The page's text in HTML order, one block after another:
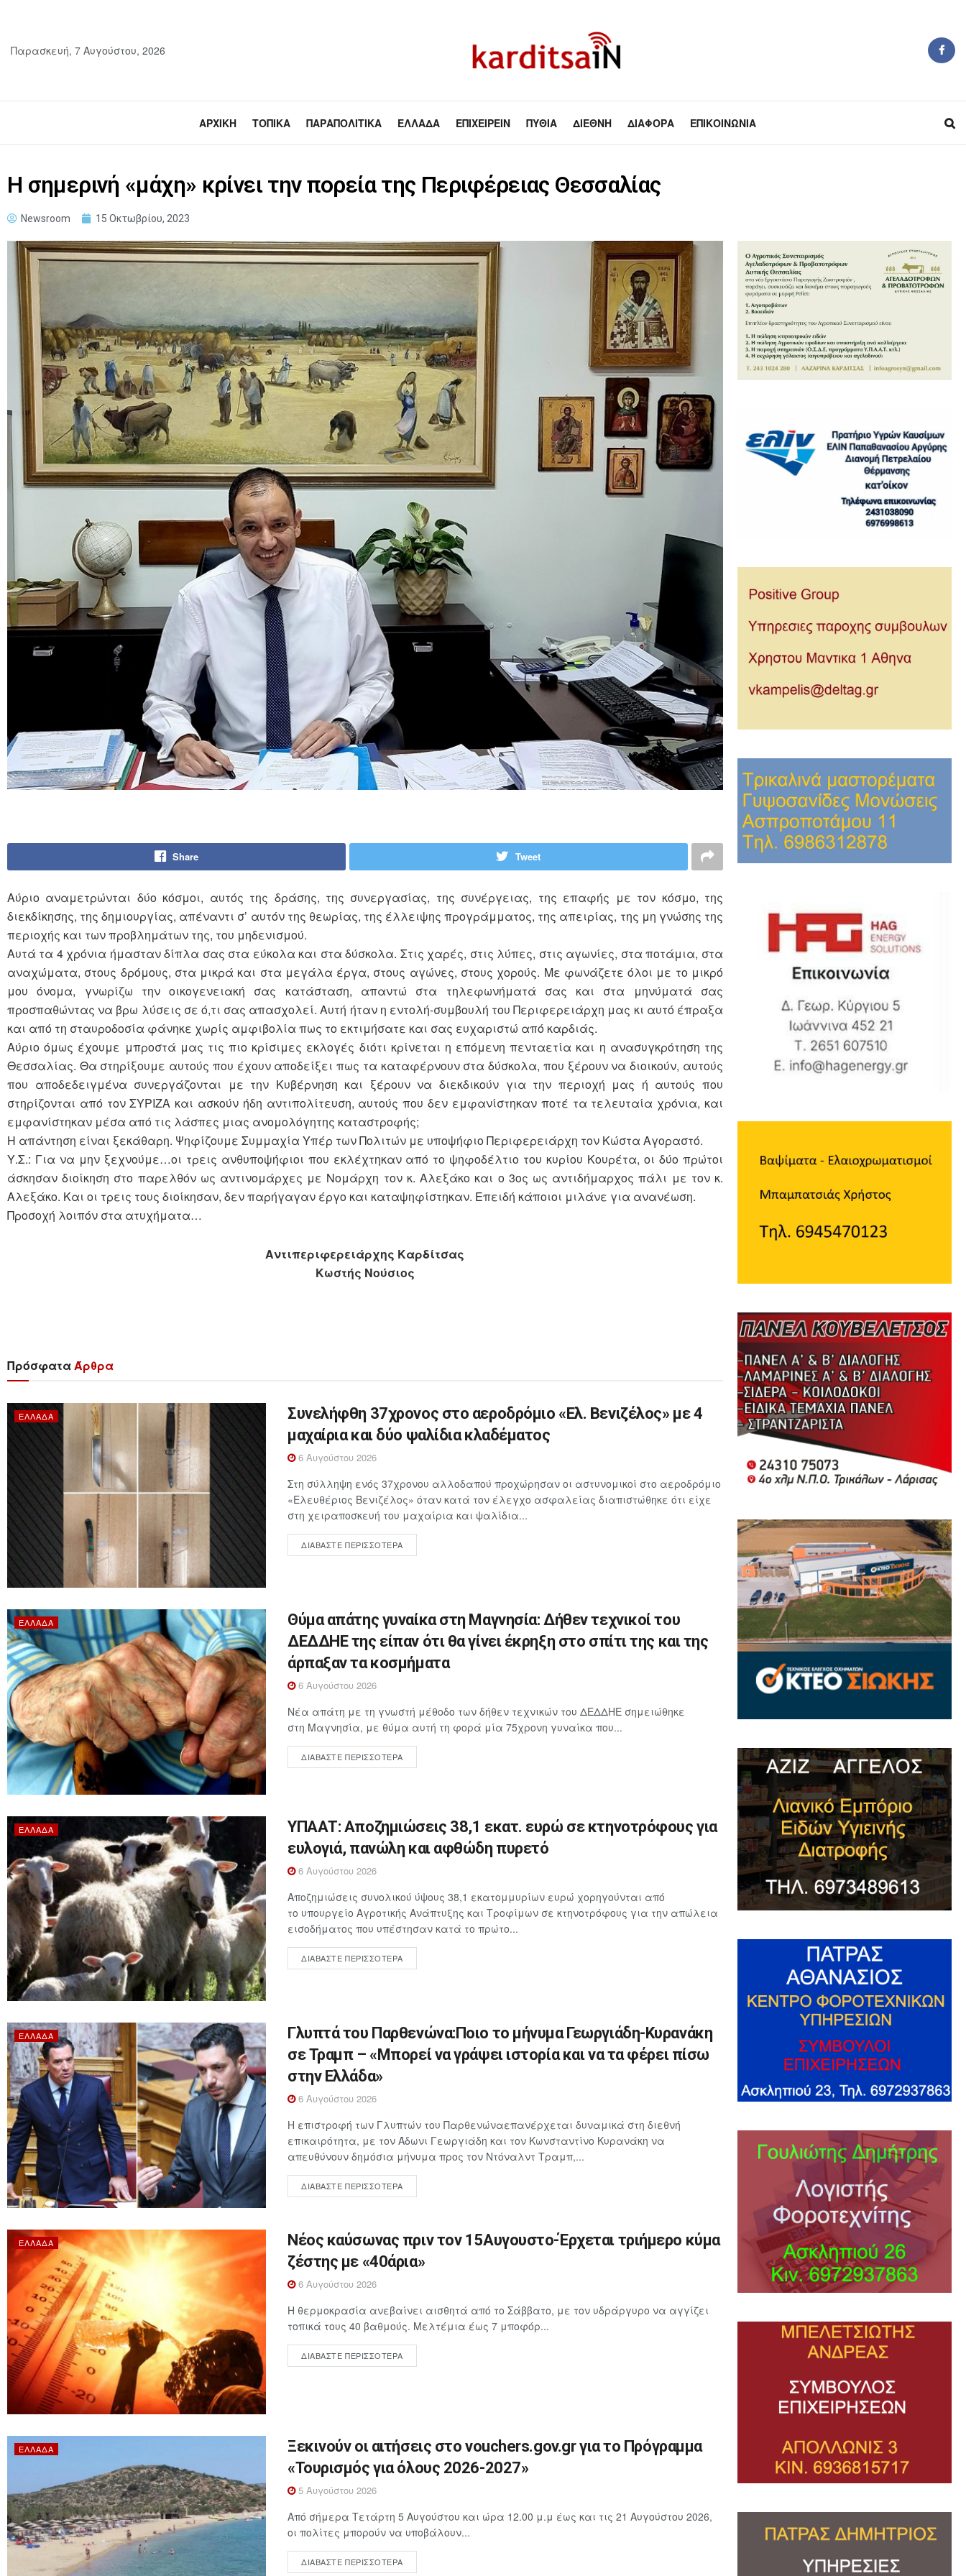
Παρασκευή, 7 Αυγούστου, 2026
ΑΡΧΙΚΉ ΤΟΠΙΚΆ ΠΑΡΑΠΟΛΙΤΙΚΆ ΕΛΛΆΔΑ ΕΠΙΧΕΙΡΕΊΝ ΠΥΘΊΑ ΔΙΕΘΝΉ ΔΙΆΦΟΡΑ ΕΠΙΚΟΙΝΩΝΊΑ
Η σημερινή «μάχη» κρίνει την πορεία της Περιφέρειας Θεσσαλίας
Newsroom 15 Οκτωβρίου, 2023
Share Tweet
Αύριο αναμετρώνται δύο κόσμοι, αυτός της δράσης, της συνεργασίας, της συνέργειας, της επαφής με τον κόσμο, της
διεκδίκησης, της δημιουργίας, απέναντι σ’ αυτόν της θεωρίας, της έλλειψης προγράμματος, της απειρίας, της μη γνώσης της
περιοχής και των προβλημάτων της, του μηδενισμού.
Αυτά τα 4 χρόνια ήμασταν δίπλα σας στα εύκολα και στα δύσκολα. Στις χαρές, στις λύπες, στις αγωνίες, στα ποτάμια, στα
αναχώματα, στους δρόμους, στα μικρά και στα μεγάλα έργα, στους αγώνες, στους χορούς. Με φωνάζετε όλοι με το μικρό
μου όνομα, γνωρίζω την οικογενειακή σας κατάσταση, απαντώ στα τηλεφωνήματά σας και στα μηνύματά σας
προσπαθώντας να βρω λύσεις σε ό,τι σας απασχολεί. Αυτή ήταν η εντολή-συμβουλή του Περιφερειάρχη μας κι αυτό έπραξα
και από τη σταυροδοσία φάνηκε χωρίς αμφιβολία πως το εκτιμήσατε και σας ευχαριστώ από καρδιάς.
Αύριο όμως έχουμε μπροστά μας τις πιο κρίσιμες εκλογές διότι κρίνεται η επόμενη πενταετία και η ανασυγκρότηση της
Θεσσαλίας. Θα στηρίξουμε αυτούς που έχουν αποδείξει πως τα καταφέρνουν στα δύσκολα, που ξέρουν να διοικούν, αυτούς
που αποδεδειγμένα συνεργάζονται με την Κυβέρνηση και ξέρουν να διεκδικούν για την περιοχή μας ή αυτούς που
στηρίζονται από τον ΣΥΡΙΖΑ και ασκούν ήδη αντιπολίτευση, αυτούς που δεν εμφανίστηκαν ποτέ τα τελευταία χρόνια, και
εμφανίστηκαν μέσα από τις λάσπες μιας ανομολόγητης καταστροφής;
Η απάντηση είναι ξεκάθαρη. Ψηφίζουμε Συμμαχία Υπέρ των Πολιτών με υποψήφιο Περιφερειάρχη τον Κώστα Αγοραστό.
Υ.Σ.: Για να μην ξεχνούμε…οι τρεις ανθυποψήφιοι που εκλέχτηκαν από το ψηφοδέλτιο του κυρίου Κουρέτα, οι δύο πρώτοι
άσκησαν διοίκηση στο παρελθόν ως αντινομάρχες με Νομάρχη τον κ. Αλεξάκο και ο 3ος ως αντιδήμαρχος πάλι με τον κ.
Αλεξάκο. Και οι τρεις τους διοίκησαν, δεν παρήγαγαν έργο και καταψηφίστηκαν. Επειδή κάποιοι μιλάνε για ανανέωση.
Προσοχή λοιπόν στα ατυχήματα…
Αντιπεριφερειάρχης Καρδίτσας
Κωστής Νούσιος
ΠρόσφαταΆρθρα
ΕΛΛΆΔΑ
Συνελήφθη 37χρονος στο αεροδρόμιο «Ελ. Βενιζέλος» με 4
μαχαίρια και δύο ψαλίδια κλαδέματος
6 Αυγούστου 2026
Στη σύλληψη ενός 37χρονου αλλοδαπού προχώρησαν οι αστυνομικοί στο αεροδρόμιο
«Ελευθέριος Βενιζέλος» όταν κατά τον έλεγχο ασφαλείας διαπιστώθηκε ότι είχε
στη χειραποσκευή του μαχαίρια και ψαλίδια...
ΔΙΑΒΆΣΤΕ ΠΕΡΙΣΣΌΤΕΡΑ
ΕΛΛΆΔΑ
Θύμα απάτης γυναίκα στη Μαγνησία: Δήθεν τεχνικοί του
ΔΕΔΔΗΕ της είπαν ότι θα γίνει έκρηξη στο σπίτι της και της
άρπαξαν τα κοσμήματα
6 Αυγούστου 2026
Νέα απάτη με τη γνωστή μέθοδο των δήθεν τεχνικών του ΔΕΔΔΗΕ σημειώθηκε
στη Μαγνησία, με θύμα αυτή τη φορά μία 75χρονη γυναίκα που...
ΔΙΑΒΆΣΤΕ ΠΕΡΙΣΣΌΤΕΡΑ
ΕΛΛΆΔΑ
ΥΠΑΑΤ: Αποζημιώσεις 38,1 εκατ. ευρώ σε κτηνοτρόφους για
ευλογιά, πανώλη και αφθώδη πυρετό
6 Αυγούστου 2026
Αποζημιώσεις συνολικού ύψους 38,1 εκατομμυρίων ευρώ χορηγούνται από
το υπουργείο Αγροτικής Ανάπτυξης και Τροφίμων σε κτηνοτρόφους για την απώλεια
εισοδήματος που υπέστησαν κατά το πρώτο...
ΔΙΑΒΆΣΤΕ ΠΕΡΙΣΣΌΤΕΡΑ
ΕΛΛΆΔΑ
Γλυπτά του Παρθενώνα:Ποιο το μήνυμα Γεωργιάδη-Κυρανάκη
σε Τραμπ – «Μπορεί να γράψει ιστορία και να τα φέρει πίσω
στην Ελλάδα»
6 Αυγούστου 2026
Η επιστροφή των Γλυπτών του Παρθενώναεπανέρχεται δυναμικά στη διεθνή
επικαιρότητα, με τον Άδωνι Γεωργιάδη και τον Κωνσταντίνο Κυρανάκη να
απευθύνουν δημόσια μήνυμα προς τον Ντόναλντ Τραμπ,...
ΔΙΑΒΆΣΤΕ ΠΕΡΙΣΣΌΤΕΡΑ
ΕΛΛΆΔΑ
Νέος καύσωνας πριν τον 15Αυγουστο-Έρχεται τριήμερο κύμα
ζέστης με «40άρια»
6 Αυγούστου 2026
Η θερμοκρασία ανεβαίνει αισθητά από το Σάββατο, με τον υδράργυρο να αγγίζει
τοπικά τους 40 βαθμούς. Μελτέμια έως 7 μποφόρ...
ΔΙΑΒΆΣΤΕ ΠΕΡΙΣΣΌΤΕΡΑ
ΕΛΛΆΔΑ
Ξεκινούν οι αιτήσεις στο vouchers.gov.gr για το Πρόγραμμα
«Τουρισμός για όλους 2026-2027»
5 Αυγούστου 2026
Από σήμερα Τετάρτη 5 Αυγούστου και ώρα 12.00 μ.μ έως και τις 21 Αυγούστου 2026,
οι πολίτες μπορούν να υποβάλουν...
ΔΙΑΒΆΣΤΕ ΠΕΡΙΣΣΌΤΕΡΑ